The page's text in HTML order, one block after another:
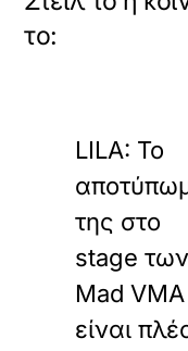
LILA: Το
της στο
stage των
Mad VMA
είναι